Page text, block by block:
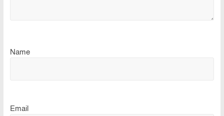
Name
Email